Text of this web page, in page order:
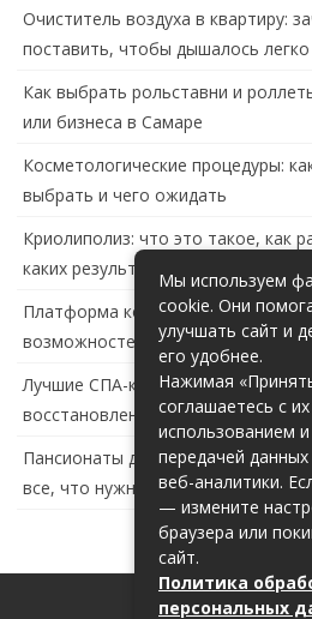
Очиститель воздуха в квартиру:
поставить, чтобы дышалось легко
Как выбрать рольставни и
или бизнеса в Самаре
Косметологические процедуры:
выбрать и чего ожидать
Криолиполиз: что это такое, как
каких результатов ждать
Платформа контейнеризации в
возможностей и перспектив
Лучшие СПА-комплексы в
восстановление за городом
Пансионаты для пожилых с
все, что нужно знать
Мы используем
cookie. Они
улучшать сайт и
его удобнее.
Нажимая
соглашаетесь с их
использованием и
передачей данных
веб-аналитики.
— измените
браузера или
сайт.
Политика
персональных